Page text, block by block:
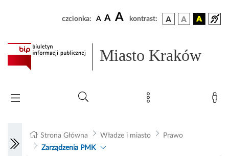
czcionka: A A A kontrast:
Miasto Kraków
Strona Główna Władze i miasto
Prawo
Zarządzenia PMK